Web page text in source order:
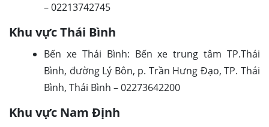
– 02213742745
Khu vực Thái Bình
Bến xe Thái Bình: Bến xe trung tâm TP.Thái
Bình, đường Lý Bôn, p. Trần Hưng Đạo, TP. Thái
Bình, Thái Bình – 02273642200
Khu vực Nam Định